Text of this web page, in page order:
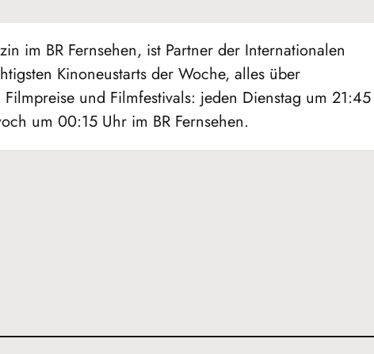
im BR Fernsehen, ist Partner der Internationalen
Kinoneustarts der Woche, alles über
und Filmfestivals: jeden Dienstag um 21:45
um 00:15 Uhr im BR Fernsehen.